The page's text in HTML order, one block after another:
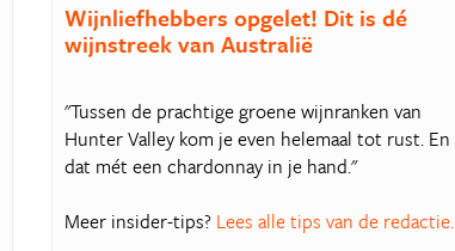
Wijnliefhebbers opgelet! Dit is dé
wijnstreek van Australië
"Tussen de prachtige groene wijnranken van
Hunter Valley kom je even helemaal tot rust. En
dat mét een chardonnay in je hand."
Meer insider-tips? Lees alle tips van de redactie.